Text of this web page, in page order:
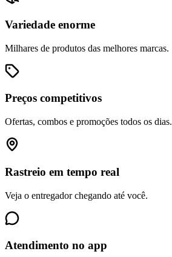
Variedade enorme
Milhares de produtos das melhores marcas.
Preços competitivos
Ofertas, combos e promoções todos os dias.
Rastreio em tempo real
Veja o entregador chegando até você.
Atendimento no app